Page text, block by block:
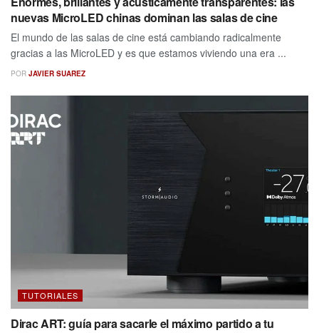
nuevas MicroLED chinas dominan las salas de cine
El mundo de las salas de cine está cambiando radicalmente
gracias a las MicroLED y es que estamos viviendo una era ...
POR JAVIER SUAREZ
TUTORIALES
Dirac ART: guía para sacarle el máximo partido a tu